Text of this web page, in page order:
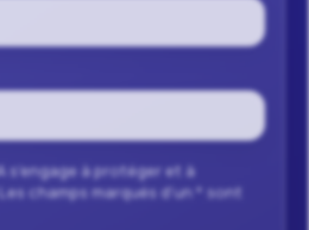
s'engage à protéger et à
champs marqués d'un * sont